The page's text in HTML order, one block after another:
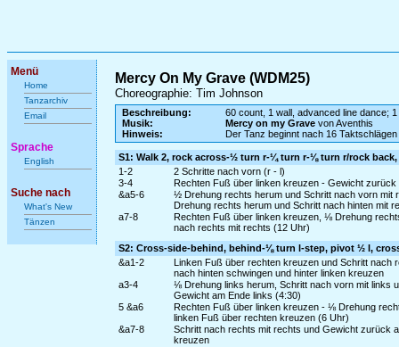
Menü
Home
Tanzarchiv
Email
Sprache
English
Suche nach
What's New
Tänzen
Mercy On My Grave (WDM25)
Choreographie: Tim Johnson
Beschreibung:
60 count, 1 wall, advanced line dance;
Musik:
Mercy on my Gravevon Aventhis
Hinweis:
Der Tanz beginnt nach 16 Taktschlägen
S1: Walk 2, rock across-½ turn r-¼ turn r-⅛ turn r/rock
1-2
2 Schritte nach vorn (r - l)
3-4
Rechten Fuß über linken kreuzen - Gewicht zurück
&a5-6
½ Drehung rechts herum und Schritt nach vorn
Drehung rechts herum und Schritt nach hinten mit
a7-8
Rechten Fuß über linken kreuzen, ⅛ Drehung
nach rechts mit rechts (12 Uhr)
S2: Cross-side-behind, behind-⅛ turn l-step, pivot ½ l,
&a1-2
Linken Fuß über rechten kreuzen und Schritt nach
nach hinten schwingen und hinter linken kreuzen
a3-4
⅛ Drehung links herum, Schritt nach vorn mit links
Gewicht am Ende links (4:30)
5 &a6
Rechten Fuß über linken kreuzen - ⅛ Drehung
linken Fuß über rechten kreuzen (6 Uhr)
&a7-8
Schritt nach rechts mit rechts und Gewicht zurück
kreuzen